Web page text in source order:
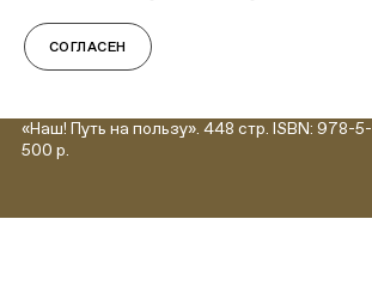
СОГЛАСЕН
«Наш! Путь на пользу». 448 стр. ISBN: 978-
500 р.